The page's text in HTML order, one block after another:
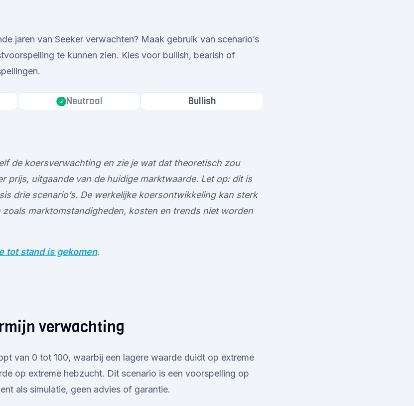
jaren van Seeker verwachten? Maak gebruik van scenario’s
te kunnen zien. Kies voor bullish, bearish of
Neutraal Bullish
de koersverwachting en zie je wat dat theoretisch zou
prijs, uitgaande van de huidige marktwaarde. Let op: dit is
drie scenario’s. De werkelijke koersontwikkeling kan sterk
marktomstandigheden, kosten en trends niet worden
tot stand is gekomen.
verwachting
van 0 tot 100, waarbij een lagere waarde duidt op extreme
op extreme hebzucht. Dit scenario is een voorspelling op
als simulatie, geen advies of garantie.